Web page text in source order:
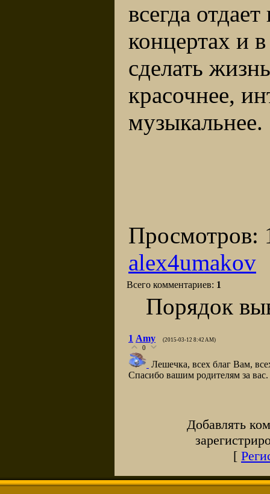
всегда
концертах и
сделать
красочнее,
музыкальнее.
Просмотров:
alex4umakov
Всего комментариев: 1
Порядок
1 Amy (2015-03-12 8:42 AM)
0
Лешечка, всех благ Вам,
Спасибо вашим родителям за вас.
Добавлять
[